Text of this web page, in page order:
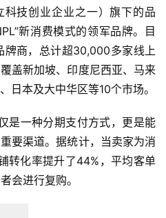
技创业企业之一）旗下的品
新消费模式的领军品牌。目
商，总计超30,000多家线上
盖新加坡、印度尼西亚、马来
日本及大中华区等10个市场。
是一种分期支付方式，更是能
要渠道。据统计，当卖家为消
转化率提升了44%，平均客单
会进行复购。